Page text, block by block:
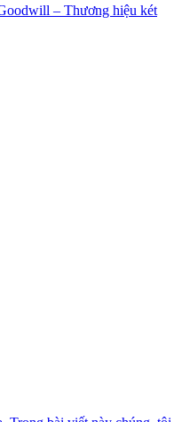
– Thương hiệu két